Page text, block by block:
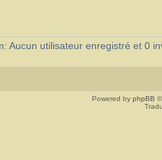
Aucun utilisateur enregistré et 0
Powered by phpBB